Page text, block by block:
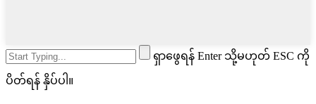
ရှာဖွေရန် Enter သို့မဟုတ် ESC ကို
ပိတ်ရန် နှိပ်ပါ။